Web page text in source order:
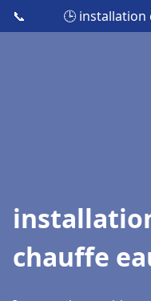
📞 🕒 installation
chauffe